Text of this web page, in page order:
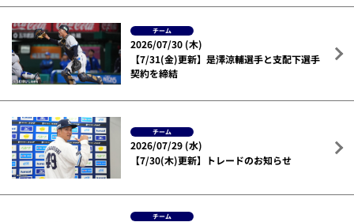
チーム
2026/07/30 (木)
【7/31(金)更新】是澤涼輔選手と支配下選手
契約を締結
チーム
2026/07/29 (水)
【7/30(木)更新】トレードのお知らせ
チーム